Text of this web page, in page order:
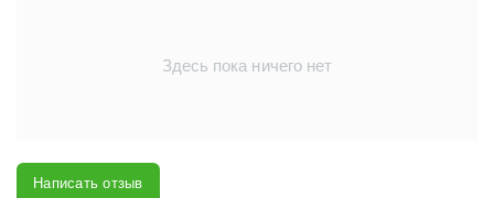
Здесь пока ничего нет
Написать отзыв